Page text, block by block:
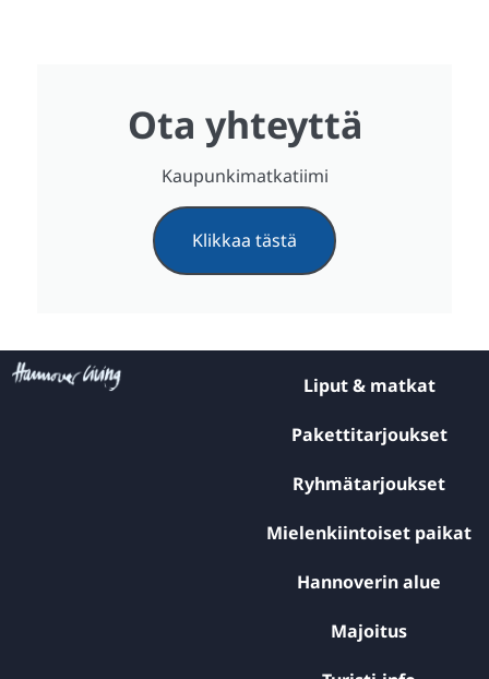
Ota yhteyttä
Kaupunkimatkatiimi
Klikkaa tästä
Liput & matkat
Pakettitarjoukset
Ryhmätarjoukset
Mielenkiintoiset paikat
Hannoverin alue
Majoitus